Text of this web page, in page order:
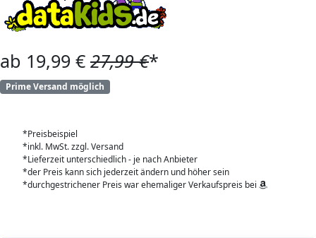
ab 19,99 € 27,99 €*
Prime Versand möglich
*Preisbeispiel
*inkl. MwSt. zzgl. Versand
*Lieferzeit unterschiedlich - je nach Anbieter
*der Preis kann sich jederzeit ändern und höher sein
*durchgestrichener Preis war ehemaliger Verkaufspreis bei